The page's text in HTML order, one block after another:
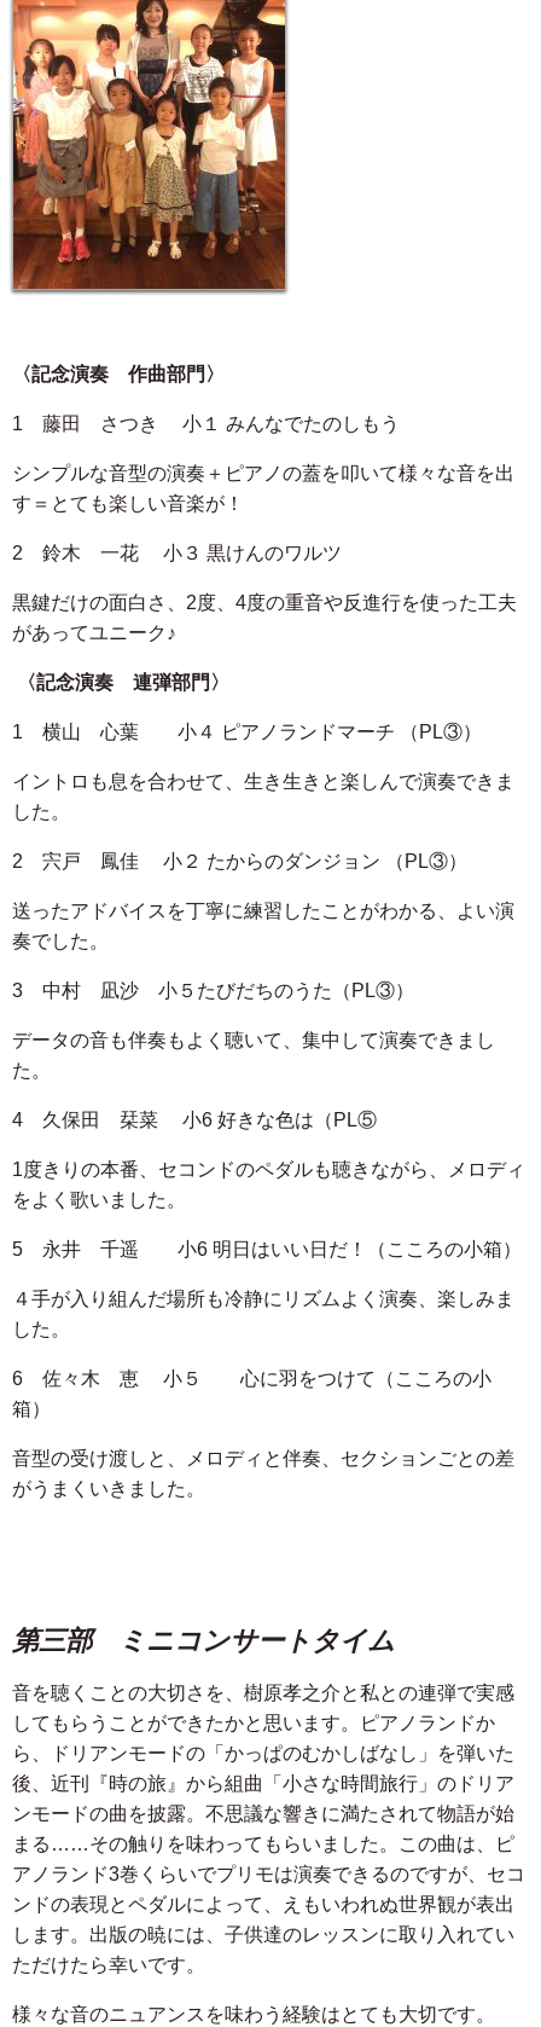
〈記念演奏 作曲部門〉
1 藤田 さつき 小１ みんなでたのしもう
シンプルな音型の演奏＋ピアノの蓋を叩いて様々な音を出
す＝とても楽しい音楽が！
2 鈴木 一花 小３ 黒けんのワルツ
黒鍵だけの面白さ、2度、4度の重音や反進行を使った工夫
があってユニーク♪
〈記念演奏 連弾部門〉
1 横山 心葉 小４ ピアノランドマーチ （PL③）
イントロも息を合わせて、生き生きと楽しんで演奏できま
した。
2 宍戸 鳳佳 小２ たからのダンジョン （PL③）
送ったアドバイスを丁寧に練習したことがわかる、よい演
奏でした。
3 中村 凪沙 小５たびだちのうた（PL③）
データの音も伴奏もよく聴いて、集中して演奏できまし
た。
4 久保田 栞菜 小6 好きな色は（PL⑤
1度きりの本番、セコンドのペダルも聴きながら、メロディ
をよく歌いました。
5 永井 千遥 小6 明日はいい日だ！（こころの小箱）
４手が入り組んだ場所も冷静にリズムよく演奏、楽しみま
した。
6 佐々木 恵 小５ 心に羽をつけて（こころの小
箱）
音型の受け渡しと、メロディと伴奏、セクションごとの差
がうまくいきました。
第三部 ミニコンサートタイム
音を聴くことの大切さを、樹原孝之介と私との連弾で実感
してもらうことができたかと思います。ピアノランドか
ら、ドリアンモードの「かっぱのむかしばなし」を弾いた
後、近刊『時の旅』から組曲「小さな時間旅行」のドリア
ンモードの曲を披露。不思議な響きに満たされて物語が始
まる……その触りを味わってもらいました。この曲は、ピ
アノランド3巻くらいでプリモは演奏できるのですが、セコ
ンドの表現とペダルによって、えもいわれぬ世界観が表出
します。出版の暁には、子供達のレッスンに取り入れてい
ただけたら幸いです。
様々な音のニュアンスを味わう経験はとても大切です。